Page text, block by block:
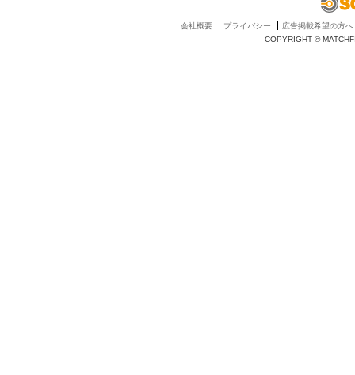
会社概要 プライバシー
広告掲載希望の方へ
COPYRIGHT ©